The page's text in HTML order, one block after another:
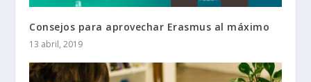
Consejos para aprovechar Erasmus al máximo
13 abril, 2019